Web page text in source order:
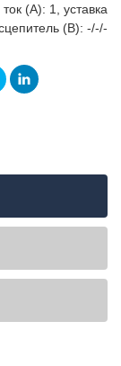
(А): 1, уставка
(В): -/-/-